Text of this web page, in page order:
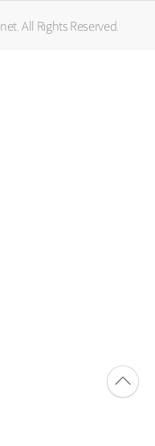
All Rights Reserved.